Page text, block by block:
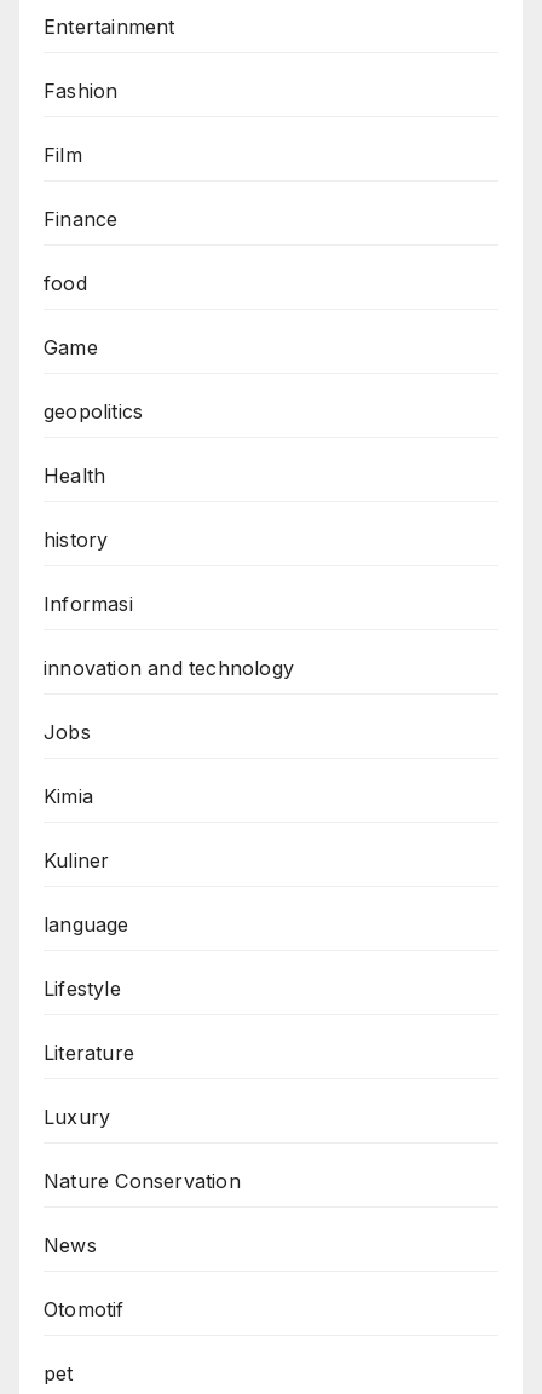
Entertainment
Fashion
Film
Finance
food
Game
geopolitics
Health
history
Informasi
innovation and technology
Jobs
Kimia
Kuliner
language
Lifestyle
Literature
Luxury
Nature Conservation
News
Otomotif
pet